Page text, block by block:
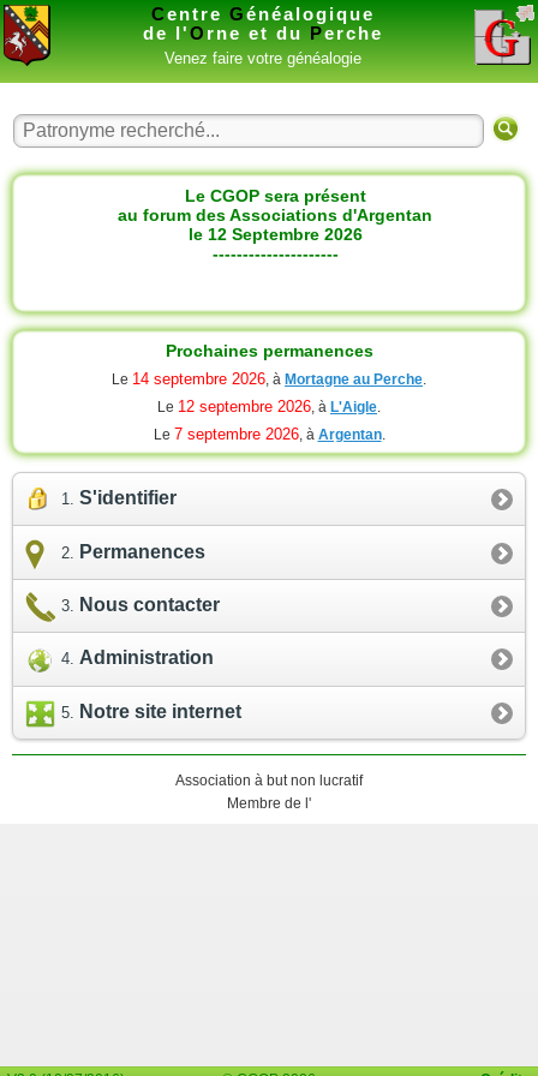
Centre Généalogique
de l'O rne et du Perche
Venez faire votre généalogie
Le CGOP sera présent
au forum des Associations d'Argentan
le 12 Septembre 2026
---------------------
Prochaines permanences
Le 14 septembre 2026, à Mortagne au Perche.
Le 12 septembre 2026, à L'Aigle.
Le 7 septembre 2026, à Argentan.
S'identifier
Permanences
Nous contacter
Administration
Notre site internet
Association à but non lucratif
Membre de l'